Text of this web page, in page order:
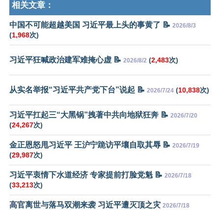
相关文章：
中国不可能超越美国 习近平最上头的事黄了 📝 2026/8/3
(1,968次)
习近平狂喊政治建军难掩心虚 📝 2026/8/2 (2,483次)
从实名举报“习近平共产党下台”说起 📝 2026/7/24 (10,838次)
习近平扛起三“大黑锅”拽著中共向地狱狂奔 📝 2026/7/20
(24,267次)
金正恩怒甩习近平 王沪宁跪访平壤自取其辱 📝 2026/7/19
(29,987次)
习近平衷情下水道经济 专家提前打脸党魁 📝 2026/7/18
(33,213次)
高官离世与落马双潮来袭 习近平遭灭顶之灾 2026/7/18